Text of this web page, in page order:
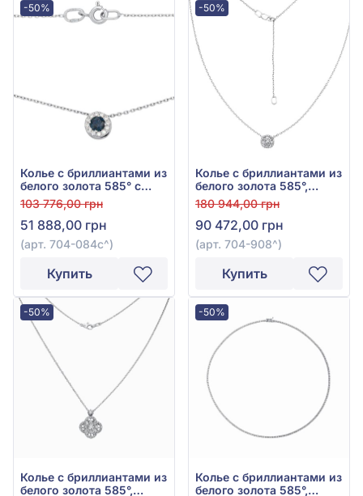
-50%
Колье с бриллиантами из
белого золота 585° с
синим сапфиром 0,29ct
и бриллиантом 0,13ct,
арт. 704-084с
103 776,00 грн
51 888,00 грн
(арт. 704-084с^)
Купить
-50%
Колье с бриллиантами из
белого золота 585°,
бриллиант 0,22ct, арт.
704-908
180 944,00 грн
90 472,00 грн
(арт. 704-908^)
Купить
-50%
Колье с бриллиантами из
белого золота 585°,
-50%
Колье с бриллиантами из
белого золота 585°,